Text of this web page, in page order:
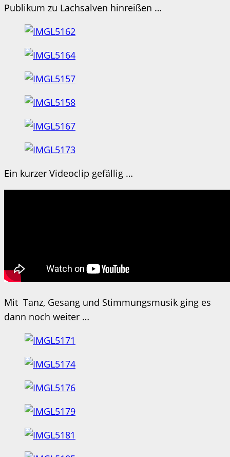
Publikum zu Lachsalven hinreißen …
Ein kurzer Videoclip gefällig …
Mit Tanz, Gesang und Stimmungsmusik ging es
dann noch weiter …